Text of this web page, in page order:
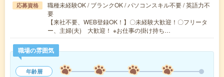
応募資格
職種未経験OK / ブランクOK / パソコンスキル不要 / 英語力不
要
【来社不要、WEB登録OK！】〇未経験大歓迎！〇フリータ
ー、主婦(夫) 大歓迎！ ※お仕事の掛け持ち…
職場の雰囲気
年齢層